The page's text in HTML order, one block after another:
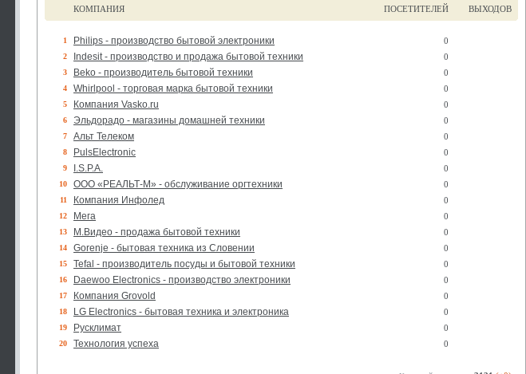
КОМПАНИЯ ПОСЕТИТЕЛЕЙ ВЫХОДОВ
1 Philips - производство бытовой электроники 0
2 Indesit - производство и продажа бытовой техники 0
3 Beko - производитель бытовой техники 0
4 Whirlpool - торговая марка бытовой техники 0
5 Компания Vasko.ru 0
6 Эльдорадо - магазины домашней техники 0
7 Альт Телеком 0
8 PulsElectronic 0
9 I.S.P.A. 0
10 ООО «РЕАЛЬТ-М» - обслуживание оргтехники 0
11 Компания Инфолед 0
12 Мега 0
13 М.Видео - продажа бытовой техники 0
14 Gorenje - бытовая техника из Словении 0
15 Tefal - производитель посуды и бытовой техники 0
16 Daewoo Electronics - производство электроники 0
17 Компания Grovold 0
18 LG Electronics - бытовая техника и электроника 0
19 Русклимат 0
20 Технология успеха 0